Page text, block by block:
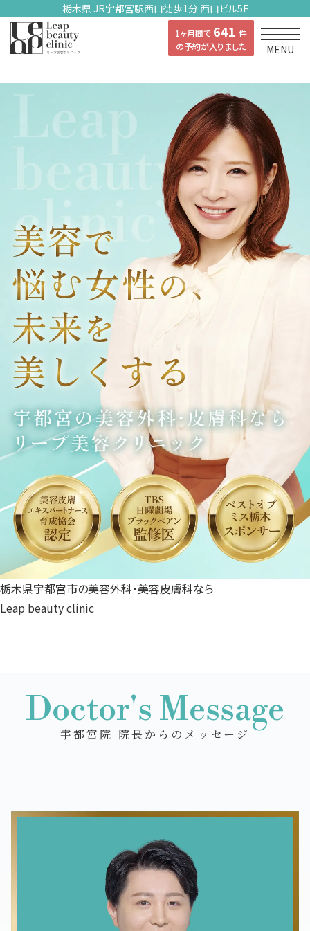
栃木県 JR宇都宮駅西口徒歩1分 西口ビル5F
1ヶ月間で 641 件
の予約が入りました
MENU
栃木県宇都宮市の美容外科・美容皮膚科なら
Leap beauty clinic
Doctor's Message
宇都宮院 院長からのメッセージ